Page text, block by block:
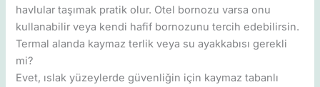
havlular taşımak pratik olur. Otel bornozu varsa onu
kullanabilir veya kendi hafif bornozunu tercih edebilirsin.
Termal alanda kaymaz terlik veya su ayakkabısı gerekli
mi?
Evet, ıslak yüzeylerde güvenliğin için kaymaz tabanlı